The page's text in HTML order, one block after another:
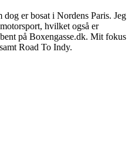
er bosat i Nordens Paris. Jeg
hvilket også er
på Boxengasse.dk. Mit fokus
Road To Indy.